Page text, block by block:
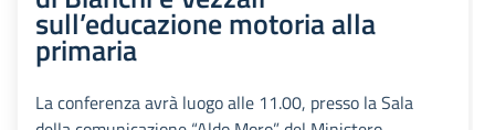
sull’educazione motoria alla
primaria
La conferenza avrà luogo alle 11.00, presso la Sala